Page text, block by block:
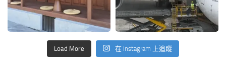
Load More 在 Instagram 上追蹤